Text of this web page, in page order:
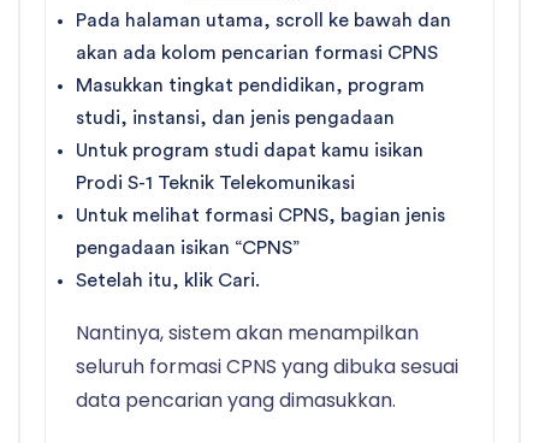
Pada halaman utama, scroll ke bawah dan
akan ada kolom pencarian formasi CPNS
Masukkan tingkat pendidikan, program
studi, instansi, dan jenis pengadaan
Untuk program studi dapat kamu isikan
Prodi S-1 Teknik Telekomunikasi
Untuk melihat formasi CPNS, bagian jenis
pengadaan isikan “CPNS”
Setelah itu, klik Cari.
Nantinya, sistem akan menampilkan
seluruh formasi CPNS yang dibuka sesuai
data pencarian yang dimasukkan.